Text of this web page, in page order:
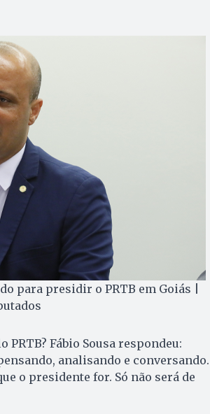
para presidir o PRTB em Goiás |
PRTB? Fábio Sousa respondeu:
analisando e conversando.
o presidente for. Só não será de